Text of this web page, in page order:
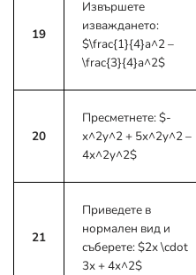
19
Извършете
изваждането:
$\frac{1}{4}a^2 –
\frac{3}{4}a^2$
20
Пресметнете:$-
x^2y^2 + 5x^2y^2 –
4x^2y^2$
21
Приведете в
нормален вид и
съберете:$2x \cdot
3x + 4x^2$